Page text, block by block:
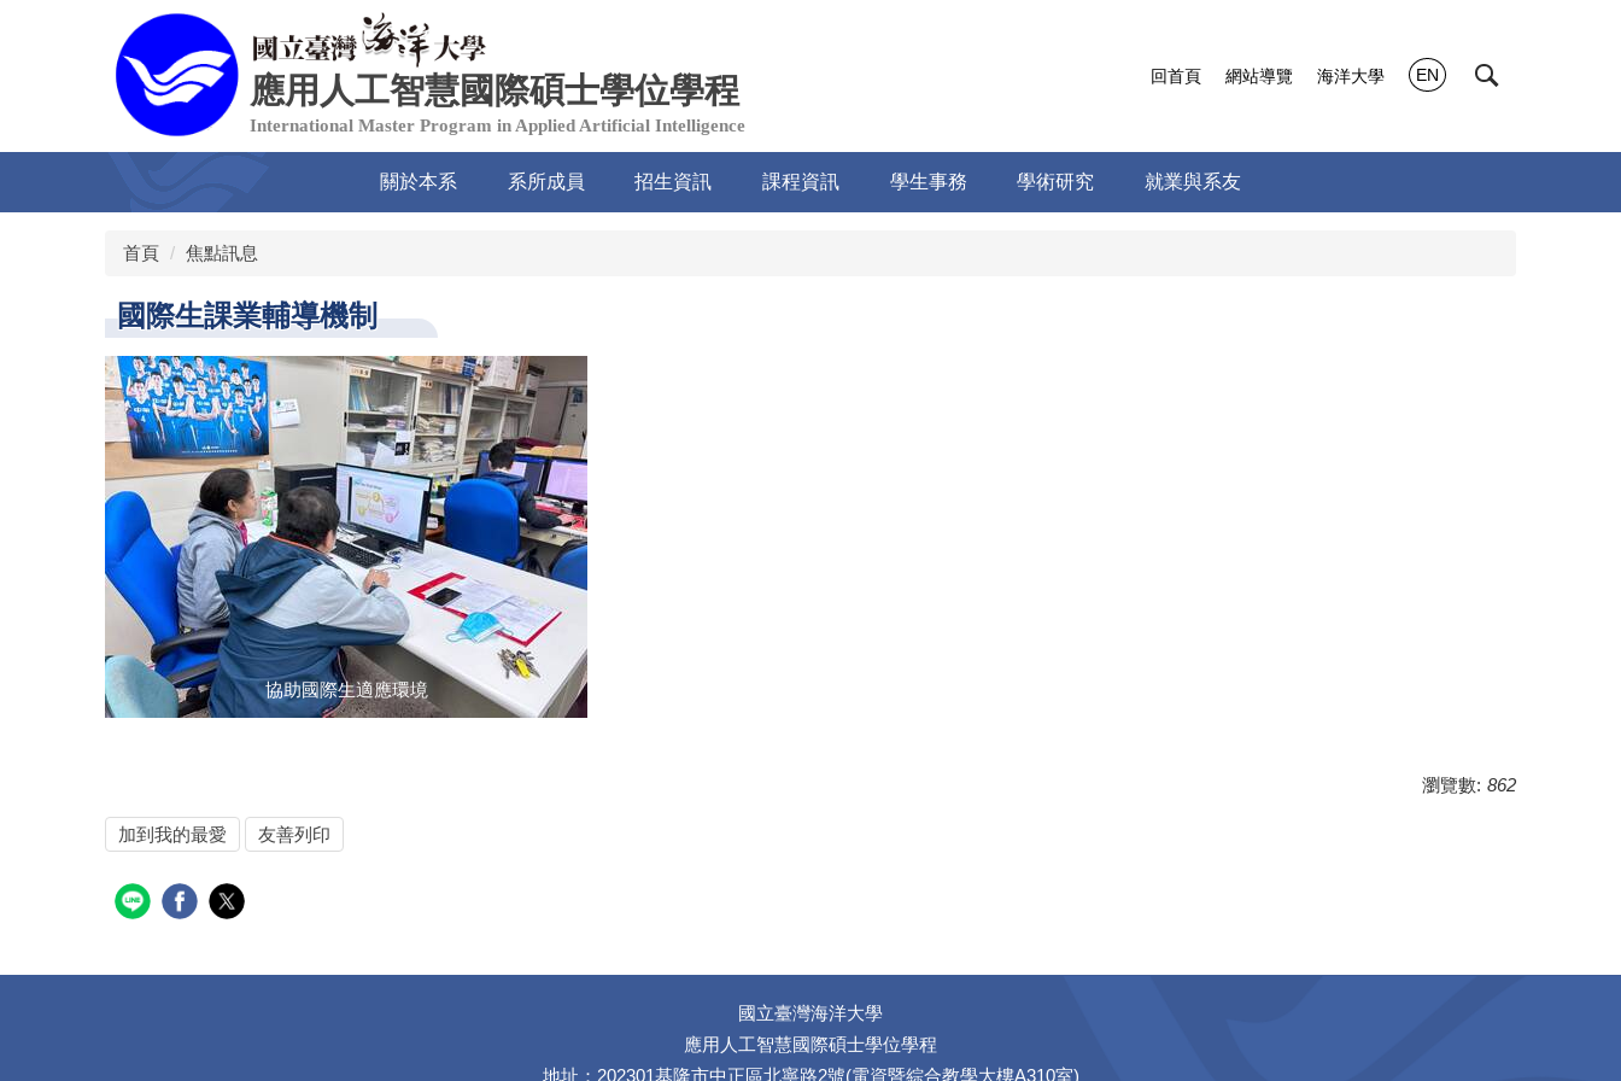
容
應用人工智慧國際碩士學位學程
International Master Program in Applied Artificial Intelligence
回首頁 網站導覽 海洋大學 EN
關於本系 系所成員 招生資訊 課程資訊 學生事務 學術研究 就業與系友
首頁 焦點訊息
國際生課業輔導機制
協助國際生適應環境
瀏覽數: 862
加到我的最愛 友善列印
國立臺灣海洋大學
應用人工智慧國際碩士學位學程
地址：202301基隆市中正區北寧路2號(電資暨綜合教學大樓A310室)